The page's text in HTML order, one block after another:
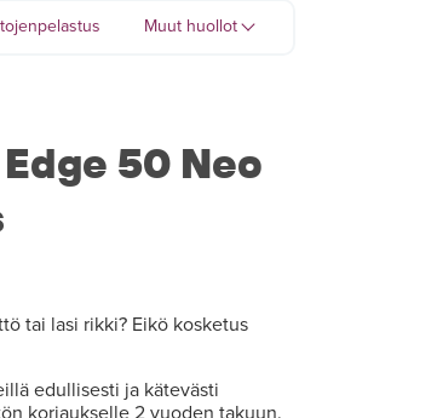
Muut huollot
50 Neo
tai lasi rikki? Eikö kosketus
edullisesti ja kätevästi
korjaukselle 2 vuoden takuun.